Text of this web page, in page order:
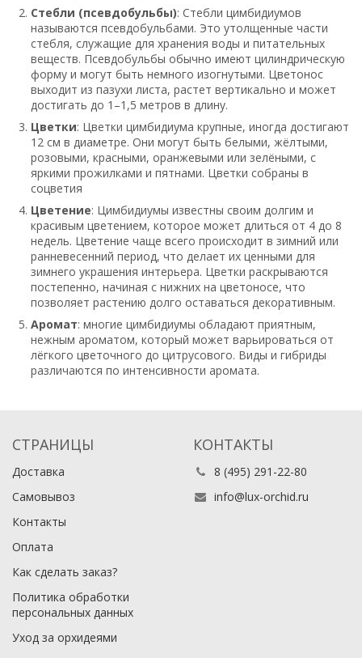
Стебли (псевдобульбы): Стебли цимбидиумов
называются псевдобульбами. Это утолщенные части
стебля, служащие для хранения воды и питательных
веществ. Псевдобульбы обычно имеют цилиндрическую
форму и могут быть немного изогнутыми. Цветонос
выходит из пазухи листа, растет вертикально и может
достигать до 1–1,5 метров в длину.
Цветки: Цветки цимбидиума крупные, иногда достигают
12 см в диаметре. Они могут быть белыми, жёлтыми,
розовыми, красными, оранжевыми или зелёными, с
яркими прожилками и пятнами. Цветки собраны в
соцветия
Цветение: Цимбидиумы известны своим долгим и
красивым цветением, которое может длиться от 4 до 8
недель. Цветение чаще всего происходит в зимний или
ранневесенний период, что делает их ценными для
зимнего украшения интерьера. Цветки раскрываются
постепенно, начиная с нижних на цветоносе, что
позволяет растению долго оставаться декоративным.
Аромат: многие цимбидиумы обладают приятным,
нежным ароматом, который может варьироваться от
лёгкого цветочного до цитрусового. Виды и гибриды
различаются по интенсивности аромата.
СТРАНИЦЫ
Доставка
Самовывоз
Контакты
Оплата
Как сделать заказ?
Политика обработки
персональных данных
Уход за орхидеями
КОНТАКТЫ
8 (495) 291-22-80
info@lux-orchid.ru